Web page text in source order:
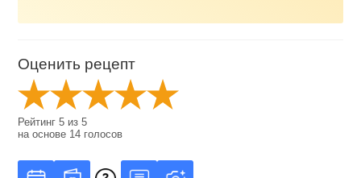
Оценить рецепт
Рейтинг5 из5
на основе 14 голосов